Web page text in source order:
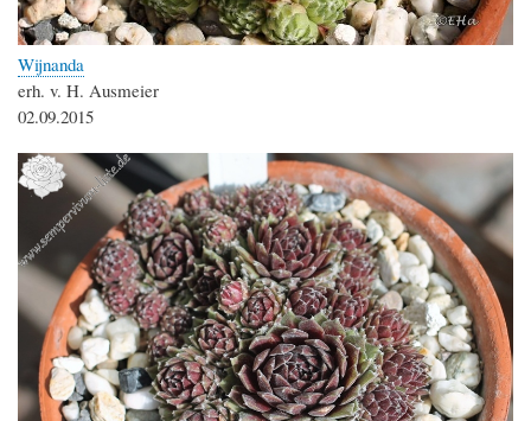
Wijnanda
erh. v. H. Ausmeier
02.09.2015